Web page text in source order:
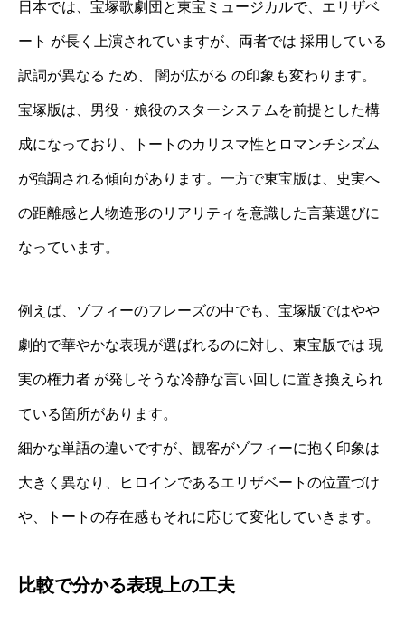
日本では、宝塚歌劇団と東宝ミュージカルで、エリザベ
ート が長く上演されていますが、両者では 採用している
訳詞が異なる ため、 闇が広がる の印象も変わります。
宝塚版は、男役・娘役のスターシステムを前提とした構
成になっており、トートのカリスマ性とロマンチシズム
が強調される傾向があります。一方で東宝版は、史実へ
の距離感と人物造形のリアリティを意識した言葉選びに
なっています。
例えば、ゾフィーのフレーズの中でも、宝塚版ではやや
劇的で華やかな表現が選ばれるのに対し、東宝版では 現
実の権力者 が発しそうな冷静な言い回しに置き換えられ
ている箇所があります。
細かな単語の違いですが、観客がゾフィーに抱く印象は
大きく異なり、ヒロインであるエリザベートの位置づけ
や、トートの存在感もそれに応じて変化していきます。
比較で分かる表現上の工夫